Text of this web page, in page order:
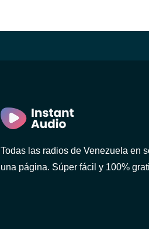
Todas las radios de Venezuela en
una página. Súper fácil y 100%